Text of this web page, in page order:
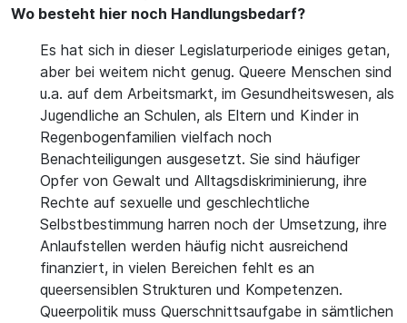
Wo besteht hier noch Handlungsbedarf?
Es hat sich in dieser Legislaturperiode einiges getan,
aber bei weitem nicht genug. Queere Menschen sind
u.a. auf dem Arbeitsmarkt, im Gesundheitswesen, als
Jugendliche an Schulen, als Eltern und Kinder in
Regenbogenfamilien vielfach noch
Benachteiligungen ausgesetzt. Sie sind häufiger
Opfer von Gewalt und Alltagsdiskriminierung, ihre
Rechte auf sexuelle und geschlechtliche
Selbstbestimmung harren noch der Umsetzung, ihre
Anlaufstellen werden häufig nicht ausreichend
finanziert, in vielen Bereichen fehlt es an
queersensiblen Strukturen und Kompetenzen.
Queerpolitik muss Querschnittsaufgabe in sämtlichen